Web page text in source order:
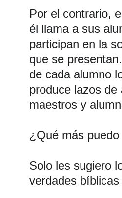
Por el contrario,
él llama a sus
participan en la
que se
de cada alumno
produce lazos
maestros y
¿Qué más
Solo les sugiero
verdades